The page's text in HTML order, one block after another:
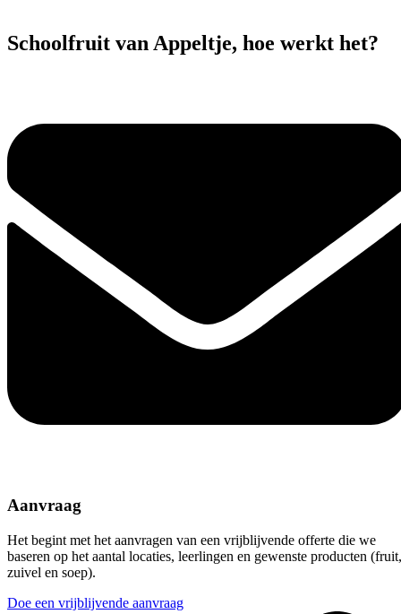
Schoolfruit van Appeltje, hoe werkt het?
Aanvraag
Het begint met het aanvragen van een vrijblijvende offerte die we
baseren op het aantal locaties, leerlingen en gewenste producten (fruit,
zuivel en soep).
Doe een vrijblijvende aanvraag